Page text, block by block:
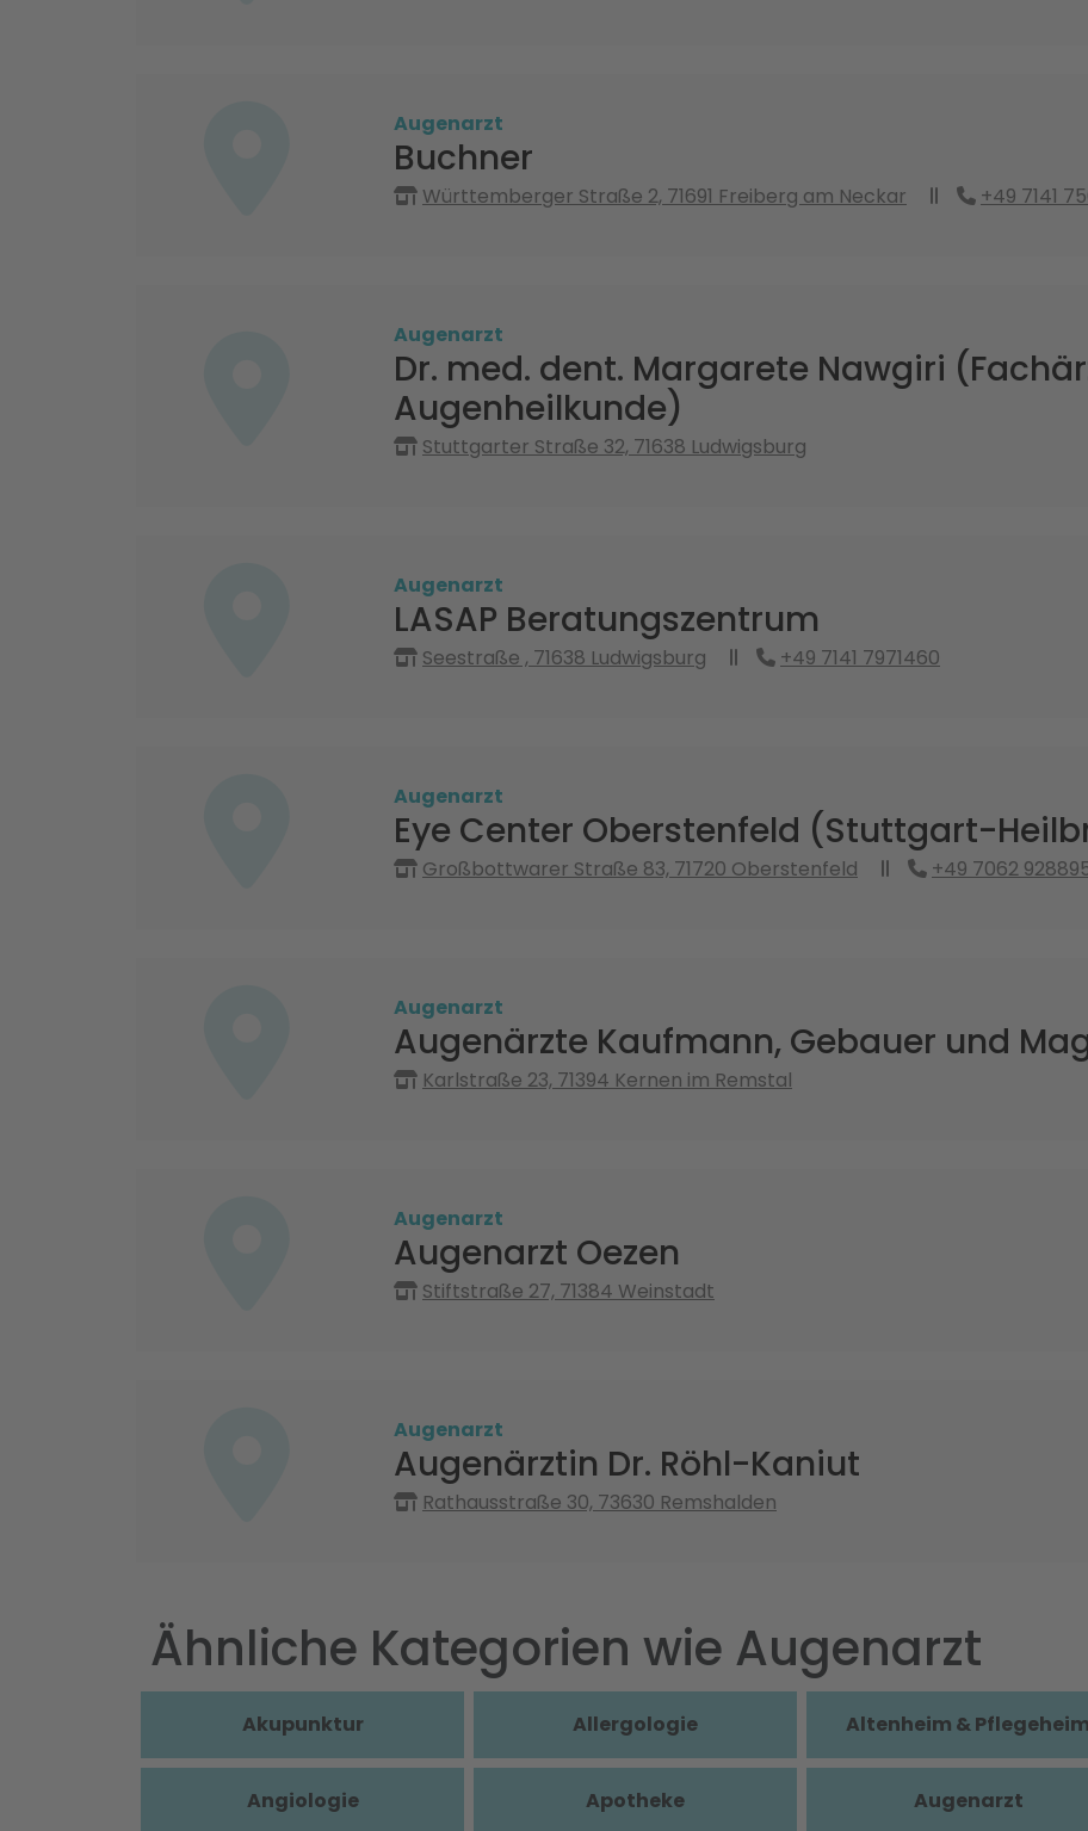
Augenarzt
Buchner
Württemberger Straße 2, 71691 Freiberg am Neckar +49 7141
Augenarzt
Dr. med. dent. Margarete Nawgiri
Augenheilkunde)
Stuttgarter Straße 32, 71638 Ludwigsburg
Augenarzt
LASAP Beratungszentrum
Seestraße , 71638 Ludwigsburg +49 7141 7971460
Augenarzt
Eye Center Oberstenfeld (Stuttgart-
Großbottwarer Straße 83, 71720 Oberstenfeld +49 7062
Augenarzt
Augenärzte Kaufmann, Gebauer und
Karlstraße 23, 71394 Kernen im Remstal
Augenarzt
Augenarzt Oezen
Stiftstraße 27, 71384 Weinstadt
Augenarzt
Augenärztin Dr. Röhl-Kaniut
Rathausstraße 30, 73630 Remshalden
Ähnliche Kategorien wie Augenarzt
Akupunktur Allergologie Altenheim & Pflegeheim
Angiologie Apotheke Augenarzt